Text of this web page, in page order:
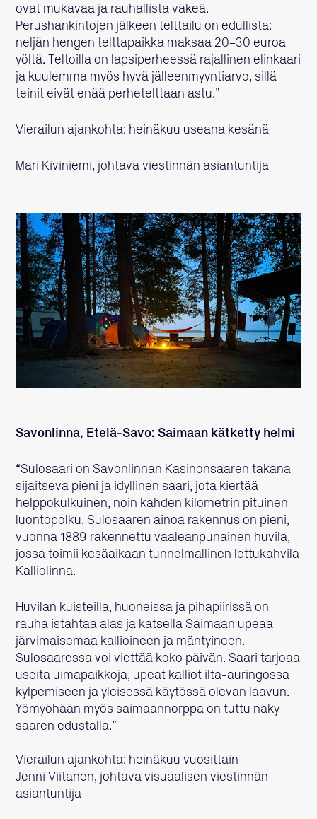
ovat mukavaa ja rauhallista väkeä.
Perushankintojen jälkeen telttailu on edullista:
neljän hengen telttapaikka maksaa 20–30 euroa
yöltä. Teltoilla on lapsiperheessä rajallinen elinkaari
ja kuulemma myös hyvä jälleenmyyntiarvo, sillä
teinit eivät enää perhetelttaan astu.”
Vierailun ajankohta: heinäkuu useana kesänä
Mari Kiviniemi, johtava viestinnän asiantuntija
Savonlinna, Etelä-Savo: Saimaan kätketty helmi
“Sulosaari on Savonlinnan Kasinonsaaren takana
sijaitseva pieni ja idyllinen saari, jota kiertää
helppokulkuinen, noin kahden kilometrin pituinen
luontopolku. Sulosaaren ainoa rakennus on pieni,
vuonna 1889 rakennettu vaaleanpunainen huvila,
jossa toimii kesäaikaan tunnelmallinen lettukahvila
Kalliolinna.
Huvilan kuisteilla, huoneissa ja pihapiirissä on
rauha istahtaa alas ja katsella Saimaan upeaa
järvimaisemaa kallioineen ja mäntyineen.
Sulosaaressa voi viettää koko päivän. Saari tarjoaa
useita uimapaikkoja, upeat kalliot ilta-auringossa
kylpemiseen ja yleisessä käytössä olevan laavun.
Yömyöhään myös saimaannorppa on tuttu näky
saaren edustalla.”
Vierailun ajankohta: heinäkuu vuosittain
Jenni Viitanen, johtava visuaalisen viestinnän
asiantuntija